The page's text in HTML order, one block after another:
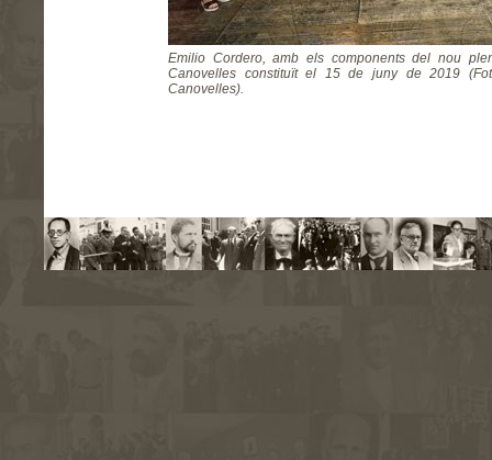
Emilio Cordero, amb els components del nou
Canovelles constituït el 15 de juny de 2019
Canovelles).